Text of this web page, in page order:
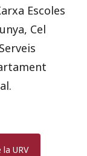
Escoles
Cel
URV